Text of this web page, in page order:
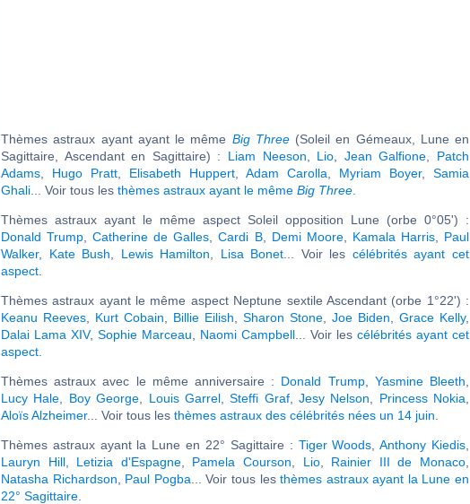
Thèmes astraux ayant ayant le même Big Three(Soleil en Gémeaux, Lune en
Sagittaire, Ascendant en Sagittaire) : Liam Neeson Lio Jean Galfione
Patch
Adams
Hugo Pratt Elisabeth Huppert Adam Carolla Myriam Boyer, Samia
Ghali ... Voir tous les thèmes astraux ayant le même Big Three
Thèmes astraux ayant le même aspect Soleil opposition Lune (orbe 0°05') :
Donald Trump ,Catherine de Galles ,Cardi B, Demi Moore, Kamala Harris, Paul
Walker, Kate Bush Lewis Hamilton Lisa Bonet ... Voir les célébrités ayant cet
aspect
Thèmes astraux ayant le même aspect Neptune sextile Ascendant (orbe 1°22') :
Keanu Reeves
Kurt Cobain Billie Eilish Sharon Stone Joe Biden Grace Kelly,
Dalai Lama XIV, Sophie Marceau Naomi Campbell ... Voir les célébrités ayant cet
aspect
Thèmes astraux avec le même anniversaire : Donald Trump, Yasmine Bleeth
Lucy Hale
Boy George Louis Garrel,Steffi Graf, Jesy Nelson Princess Nokia
Aloïs Alzheimer... Voir tous les thèmes astraux des célébrités nées un 14 juin
Thèmes astraux ayant la Lune en 22° Sagittaire : Tiger Woods ,Anthony Kiedis
Lauryn Hill, Letizia d'Espagne, Pamela Courson Lio, Rainier III de Monaco
Natasha Richardson
Paul Pogba ... Voir tous lesthèmes astraux ayant la Lune en
22° Sagittaire